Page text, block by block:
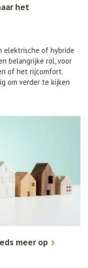
het
elektrische of hybride
belangrijke rol, voor
of het rijcomfort.
om verder te kijken
meer op